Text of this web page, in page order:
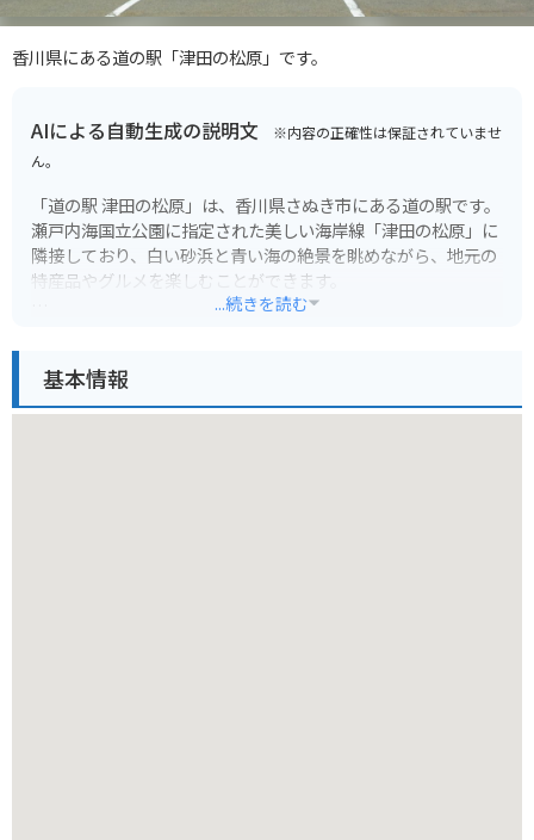
香川県にある道の駅「津田の松原」です。
AIによる自動生成の説明文 ※内容の正確性は保証されていませ
ん。
「道の駅 津田の松原」は、香川県さぬき市にある道の駅です。
瀬戸内海国立公園に指定された美しい海岸線「津田の松原」に
隣接しており、白い砂浜と青い海の絶景を眺めながら、地元の
特産品やグルメを楽しむことができます。
を望む絶景露天風呂が人気の「さぬき温泉」や、四国八十八ヶ
所霊場の第86番札所である「志度寺」など、観光スポットも充
...続きを読む
基本情報